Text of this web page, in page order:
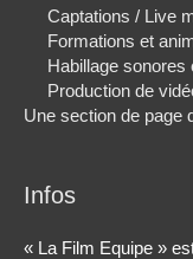
Captations / Live
Formations et
Habillage sonores
Production de
Une section de page
Infos
« La Film Equipe »